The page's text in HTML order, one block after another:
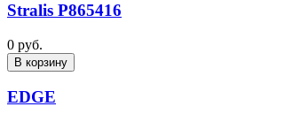
Stralis P865416
0 руб.
В корзину
EDGE